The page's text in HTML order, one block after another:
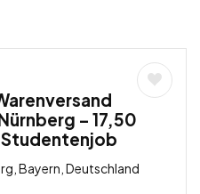
– 17,50
Bayern, Deutschland